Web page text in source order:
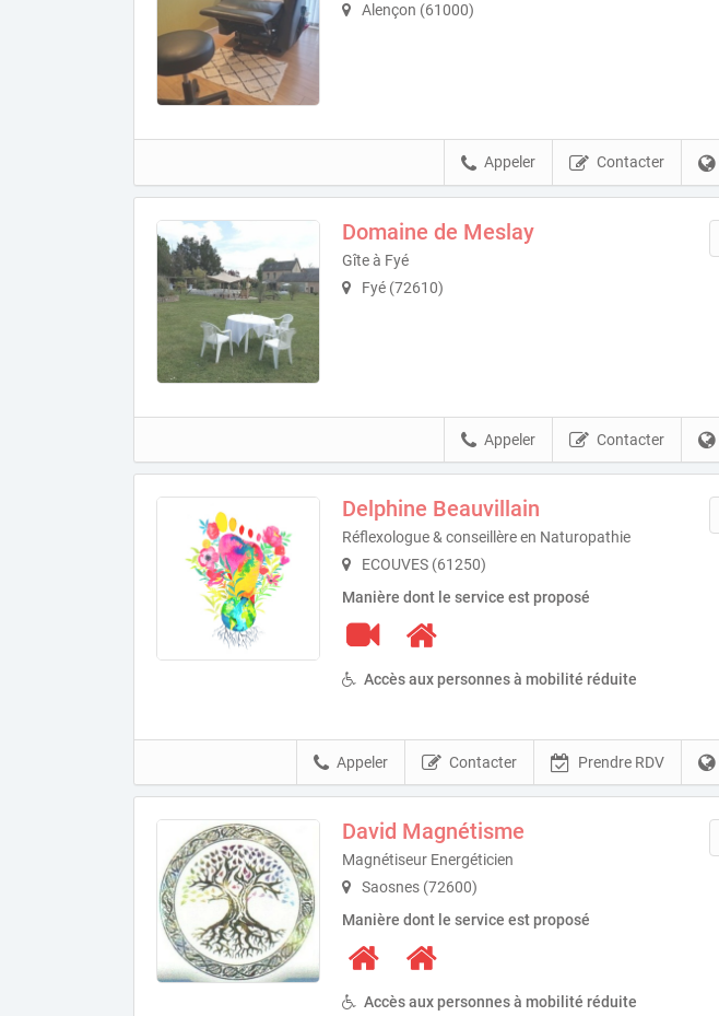
Alençon (61000)
Contacter
Appeler
Domaine de Meslay
Gîte à Fyé
Fyé (72610)
Contacter
Appeler
Delphine Beauvillain
Réflexologue & conseillère en Naturopathie
ECOUVES (61250)
Manière dont le service est proposé
Accès aux personnes à mobilité réduite
Prendre RDV
Contacter
Appeler
David Magnétisme
Magnétiseur Energéticien
Saosnes (72600)
Manière dont le service est proposé
Accès aux personnes à mobilité réduite